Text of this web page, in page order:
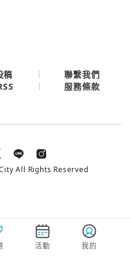
條款與隱私政策
活動 我的
稿
聯繫我們
服務條款
All Rights Reserved